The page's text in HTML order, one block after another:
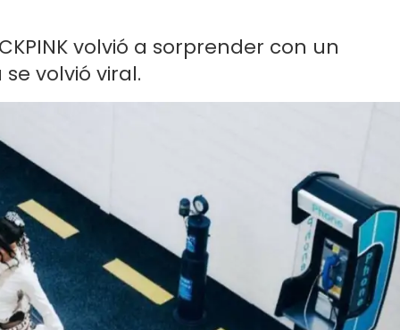
volvió a sorprender con un
volvió viral.